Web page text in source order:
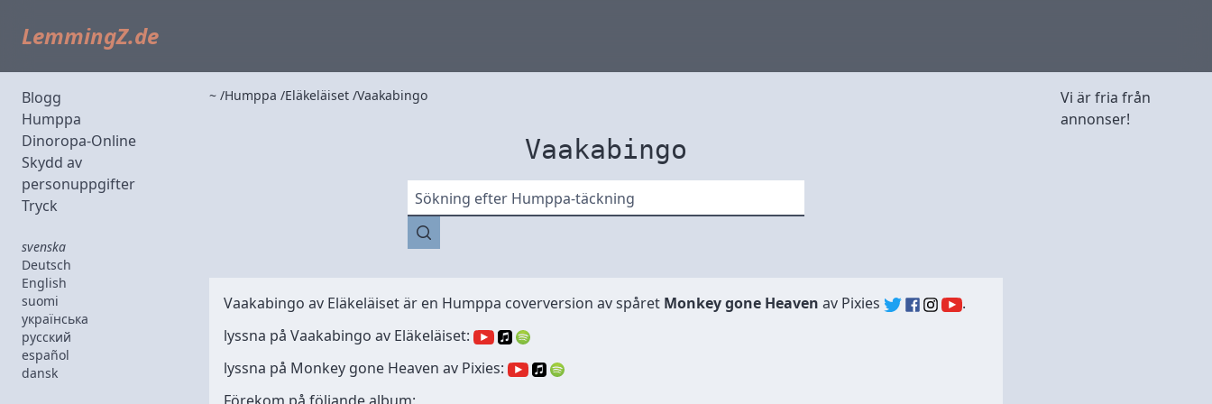
LemmingZ.de
Blogg
Humppa
Dinoropa-Online
Skydd av
personuppgifter
Tryck
svenska
Deutsch
English
suomi
українська
русский
español
dansk
~ Humppa Eläkeläiset Vaakabingo
Vaakabingo
Sökning efter Humppa-täckning
Vaakabingo av Eläkeläisetär en Humppa coverversion av spåret Monkey gone Heaven av Pixies
.
lyssna på Vaakabingo av Eläkeläiset:
lyssna på Monkey gone Heaven av Pixies:
Vi är fria från
annonser!